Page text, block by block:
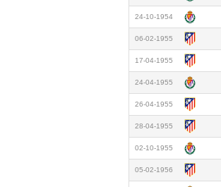
24-10-1954
06-02-1955
17-04-1955
24-04-1955
26-04-1955
28-04-1955
02-10-1955
05-02-1956